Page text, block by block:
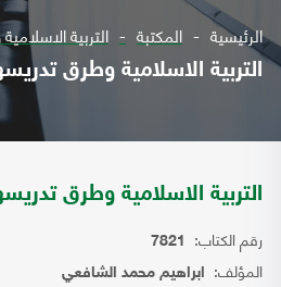
الرئيسية المكتبة التربية
التربية الاسلامية وطرق
التربية الاسلامية وطرق
رقم الكتاب: 7821
المؤلف: ابراهيم محمد الشافعي